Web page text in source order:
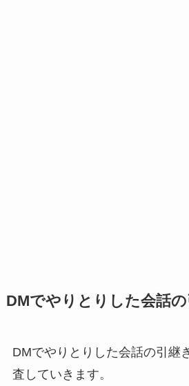
DMでやりとりした会話
DMでやりとりした会話の引継
査していきます。